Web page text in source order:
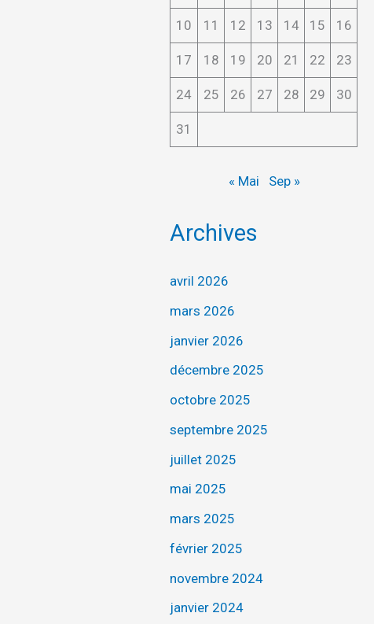
10 11 12 13 14 15 16
17 18 19 20 21 22 23
24 25 26 27 28 29 30
31
« Mai Sep »
Archives
avril 2026
mars 2026
janvier 2026
décembre 2025
octobre 2025
septembre 2025
juillet 2025
mai 2025
mars 2025
février 2025
novembre 2024
janvier 2024